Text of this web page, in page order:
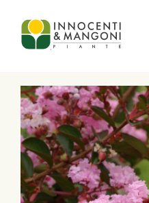
Skip to main content